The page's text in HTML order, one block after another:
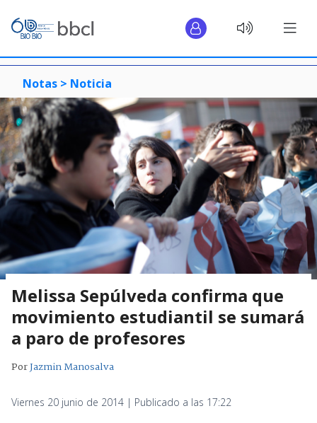
Notas > Noticia
Melissa Sepúlveda confirma que
movimiento estudiantil se sumará
a paro de profesores
PorJazmin Manosalva
Viernes 20 junio de 2014 | Publicado a las 17:22